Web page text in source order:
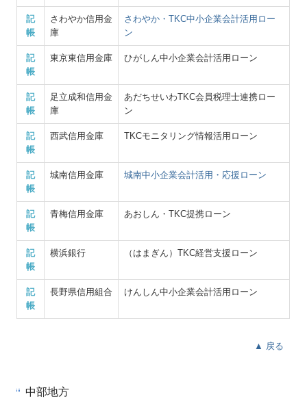
記
帳
さわやか信用金
庫
さわやか・TKC中小企業会計活用ロー
ン
記
帳
東京東信用金庫 ひがしん中小企業会計活用ローン
記
帳
足立成和信用金
庫
あだちせいわTKC会員税理士連携ロー
ン
記
帳
西武信用金庫 TKCモニタリング情報活用ローン
記
帳
城南信用金庫 城南中小企業会計活用・応援ローン
記
帳
青梅信用金庫 あおしん・TKC提携ローン
記
帳
横浜銀行 （はまぎん）TKC経営支援ローン
記
帳
長野県信用組合 けんしん中小企業会計活用ローン
▲ 戻る
中部地方